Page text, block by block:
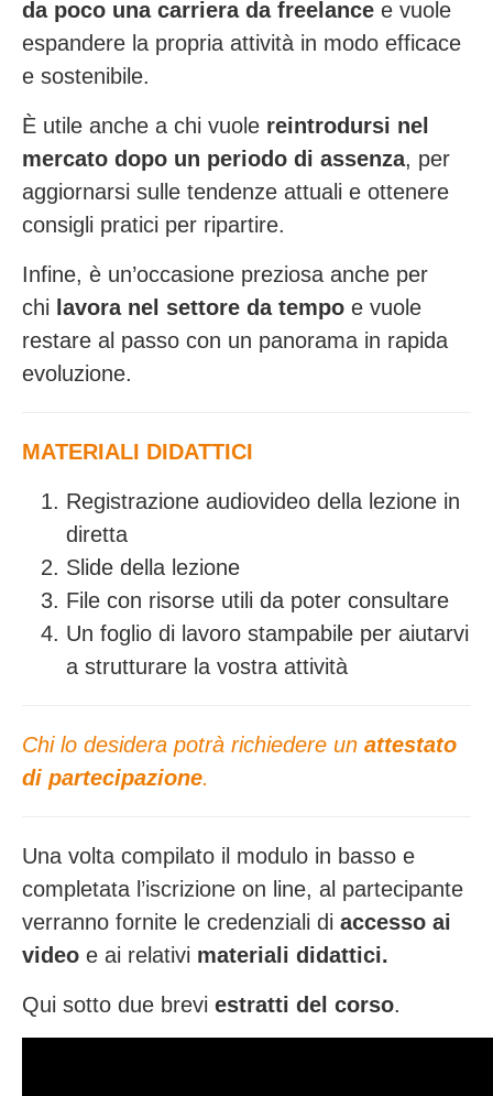
da poco una carriera da freelance e vuole
espandere la propria attività in modo efficace
e sostenibile.
È utile anche a chi vuole reintrodursi nel
mercato dopo un periodo di assenza, per
aggiornarsi sulle tendenze attuali e ottenere
consigli pratici per ripartire.
Infine, è un’occasione preziosa anche per
chi lavora nel settore da tempo e vuole
restare al passo con un panorama in rapida
evoluzione.
MATERIALI DIDATTICI
Registrazione audiovideo della lezione in
diretta
Slide della lezione
File con risorse utili da poter consultare
Un foglio di lavoro stampabile per aiutarvi
a strutturare la vostra attività
Chi lo desidera potrà richiedere un attestato
di partecipazione.
Una volta compilato il modulo in basso e
completata l’iscrizione on line, al partecipante
verranno fornite le credenziali di accesso ai
video e ai relativi materiali didattici.
Qui sotto due brevi estratti del corso.